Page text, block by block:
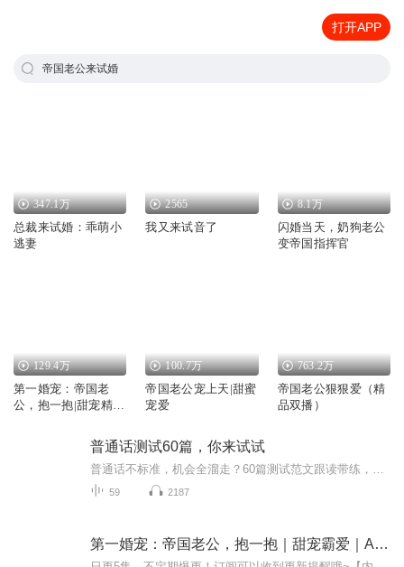
打开APP
帝国老公来试婚
347.1万
总裁来试婚：乖萌小
逃妻
2565
我又来试音了
8.1万
闪婚当天，奶狗老公
变帝国指挥官
129.4万
第一婚宠：帝国老
公，抱一抱|甜宠精品
100.7万
帝国老公宠上天|甜蜜
宠爱
763.2万
帝国老公狠狠爱（精
品双播）
普通话测试60篇，你来试试
59 2187
第一婚宠：帝国老公，抱一抱｜甜宠霸爱｜AI电子书